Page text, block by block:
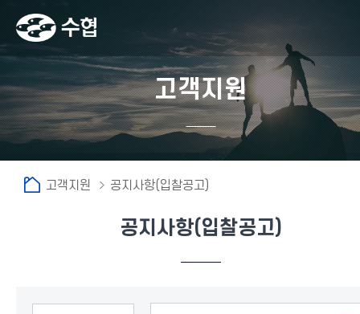
고객지원
고객지원 공지사항(입찰공고)
공지사항(입찰공고)